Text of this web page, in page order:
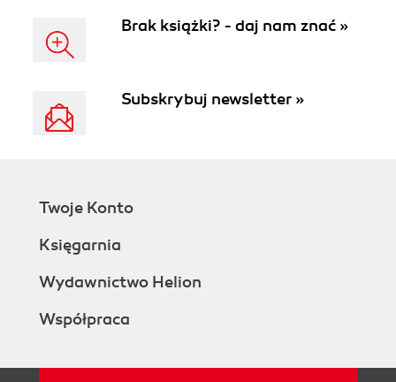
Brak książki? - daj nam znać »
Subskrybuj newsletter »
Twoje Konto
Księgarnia
Wydawnictwo Helion
Współpraca